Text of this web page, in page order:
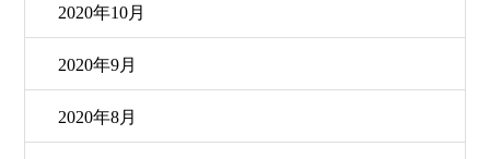
2020年10月
2020年9月
2020年8月